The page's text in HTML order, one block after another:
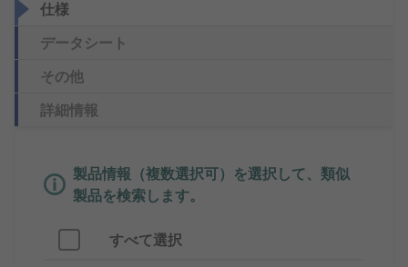
仕様
データシート
その他
詳細情報
製品情報（複数選択可）を選択して、類似
製品を検索します。
すべて選択